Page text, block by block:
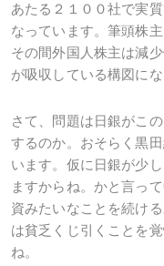
あたる２１００社で実
なっています。筆頭株
その間外国人株主は減
が吸収している構図にな
さて、問題は日銀がこ
するのか。おそらく黒
います。仮に日銀が少
ますからね。かと言っ
資みたいなことを続け
は貧乏くじ引くことを
ね。